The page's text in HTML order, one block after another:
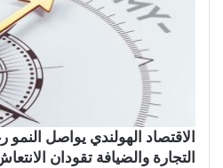
الاقتصاد الهولندي يواصل النمو
التجارة والضيافة تقودان